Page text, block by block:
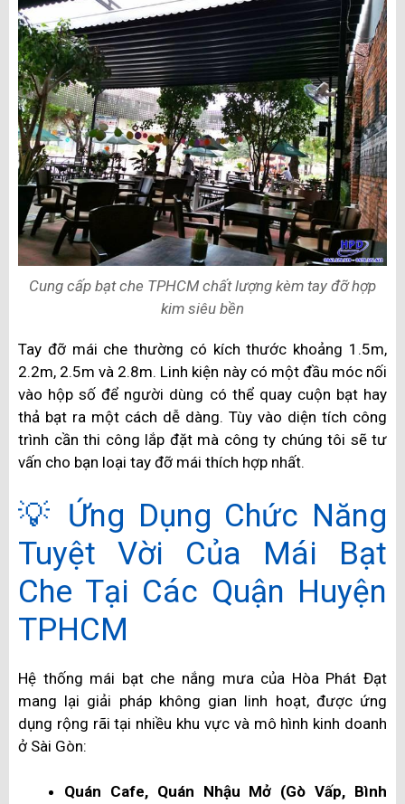
Cung cấp bạt che TPHCM chất lượng kèm tay đỡ hợp
kim siêu bền
Tay đỡ mái che thường có kích thước khoảng 1.5m,
2.2m, 2.5m và 2.8m. Linh kiện này có một đầu móc nối
vào hộp số để người dùng có thể quay cuộn bạt hay
thả bạt ra một cách dễ dàng. Tùy vào diện tích công
trình cần thi công lắp đặt mà công ty chúng tôi sẽ tư
vấn cho bạn loại tay đỡ mái thích hợp nhất.
💡 Ứng Dụng Chức Năng
Tuyệt Vời Của Mái Bạt
Che Tại Các Quận Huyện
TPHCM
Hệ thống mái bạt che nắng mưa của Hòa Phát Đạt
mang lại giải pháp không gian linh hoạt, được ứng
dụng rộng rãi tại nhiều khu vực và mô hình kinh doanh
ở Sài Gòn:
Quán Cafe, Quán Nhậu Mở (Gò Vấp, Bình